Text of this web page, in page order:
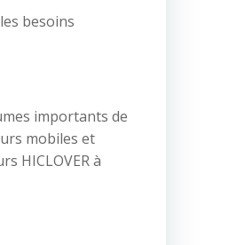
besoins
importants de
mobiles et
HICLOVER à